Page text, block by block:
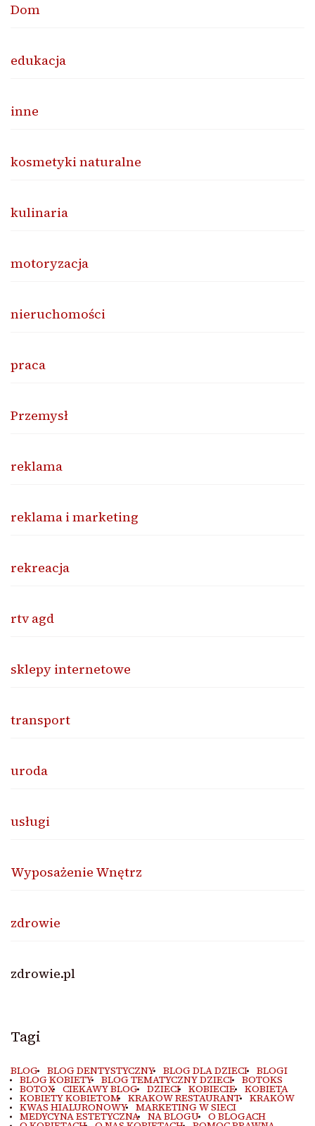
Dom
edukacja
inne
kosmetyki naturalne
kulinaria
motoryzacja
nieruchomości
praca
Przemysł
reklama
reklama i marketing
rekreacja
rtv agd
sklepy internetowe
transport
uroda
usługi
Wyposażenie Wnętrz
zdrowie
zdrowie.pl
Tagi
BLOG BLOG DENTYSTYCZNY BLOG DLA DZIECI BLOGI
BLOG KOBIETY BLOG TEMATYCZNY DZIECI BOTOKS
BOTOX CIEKAWY BLOG DZIECI KOBIECIE KOBIETA
KOBIETY KOBIETOM KRAKOW RESTAURANT KRAKÓW
KWAS HIALURONOWY MARKETING W SIECI
MEDYCYNA ESTETYCZNA NA BLOGU O BLOGACH